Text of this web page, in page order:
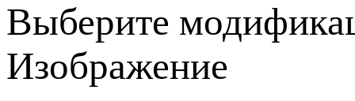
Выберите
Изображение